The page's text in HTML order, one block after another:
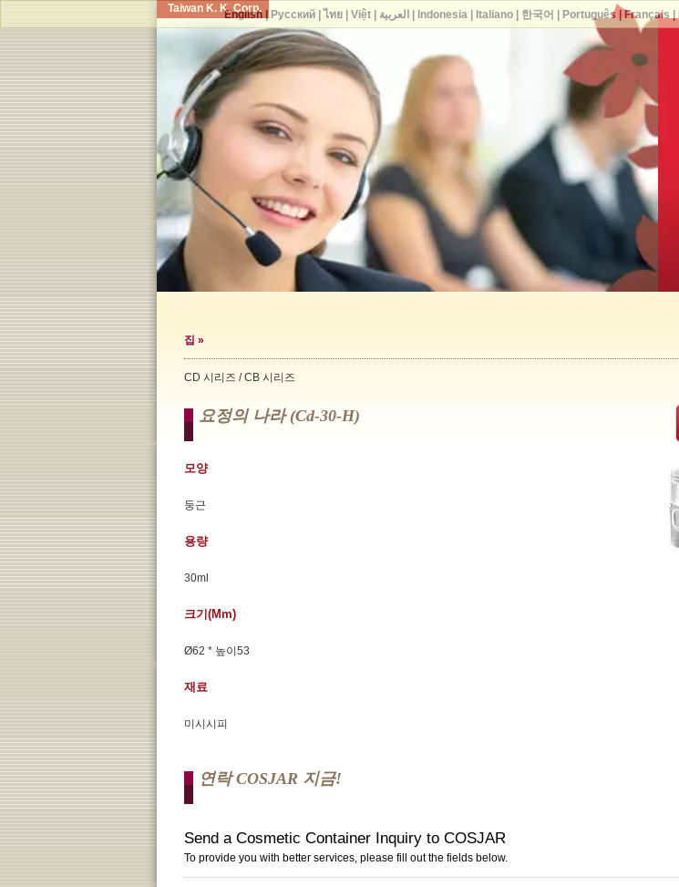
Taiwan K. K. Corp.
집 »
CD 시리즈 / CB 시리즈
요정의 나라 (cd-30-H)
모양
둥근
용량
30ml
크기(mm)
Ø62 * 높이53
재료
미시시피
연락 COSJAR 지금!
English| Русский| ไทย| Việt| العربية Indonesia| Italiano| 한국어 Português Français